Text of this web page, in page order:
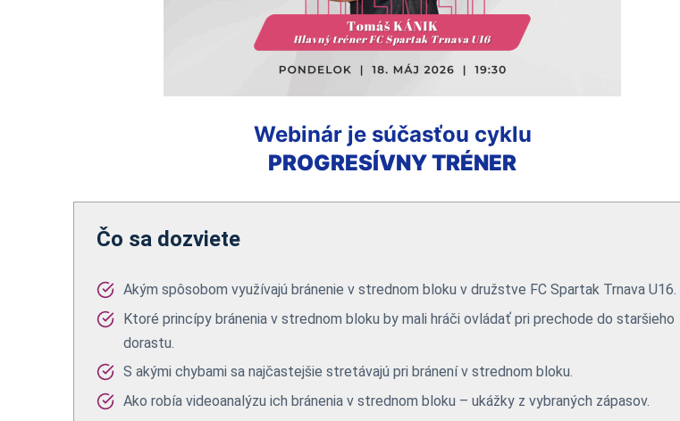
Webinár je súčasťou cyklu
PROGRESÍVNY TRÉNER
Čo sa dozviete
Akým spôsobom využívajú bránenie v strednom bloku v družstve FC Spartak Trnava U16.
Ktoré princípy bránenia v strednom bloku by mali hráči ovládať pri prechode do staršieho
dorastu.
S akými chybami sa najčastejšie stretávajú pri bránení v strednom bloku.
Ako robía videoanalýzu ich bránenia v strednom bloku – ukážky z vybraných zápasov.